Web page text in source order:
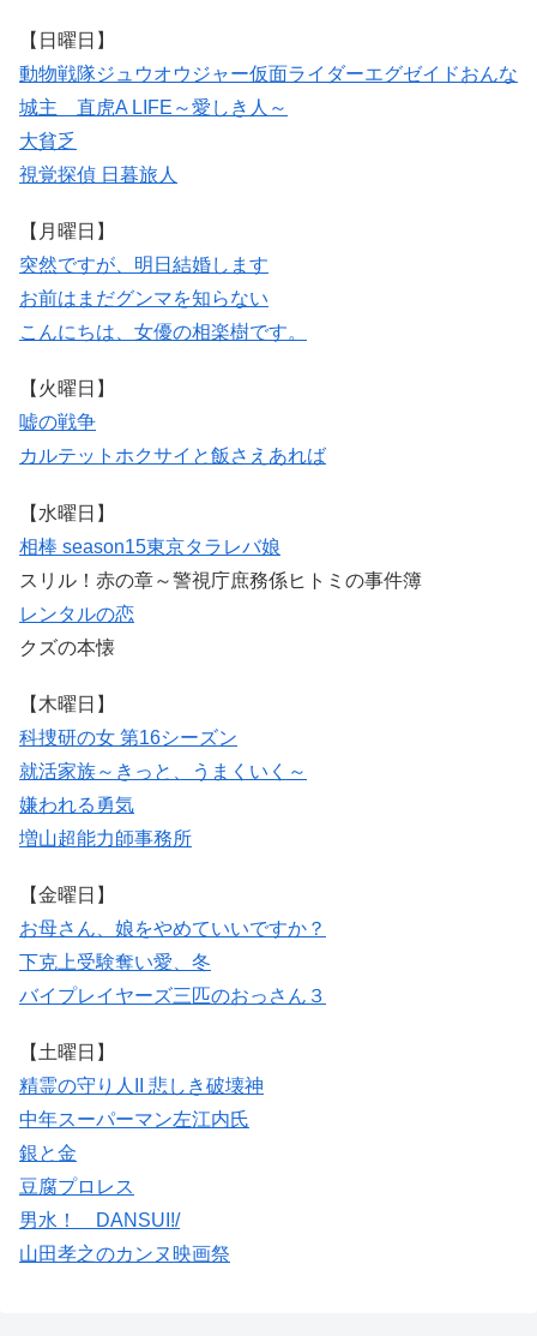
【日曜日】
動物戦隊ジュウオウジャー仮面ライダーエグゼイドおんな
城主 直虎A LIFE～愛しき人～
大貧乏
視覚探偵 日暮旅人
【月曜日】
突然ですが、明日結婚します
お前はまだグンマを知らない
こんにちは、女優の相楽樹です。
【火曜日】
嘘の戦争
カルテット ホクサイと飯さえあれば
【水曜日】
相棒 season15東京タラレバ娘
スリル！赤の章～警視庁庶務係ヒトミの事件簿
レンタルの恋
クズの本懐
【木曜日】
科捜研の女 第16シーズン
就活家族～きっと、うまくいく～
嫌われる勇気
増山超能力師事務所
【金曜日】
お母さん、娘をやめていいですか？
下克上受験奪い愛、冬
バイプレイヤーズ三匹のおっさん３
【土曜日】
精霊の守り人II 悲しき破壊神
中年スーパーマン左江内氏
銀と金
豆腐プロレス
男水！ DANSUI!/
山田孝之のカンヌ映画祭